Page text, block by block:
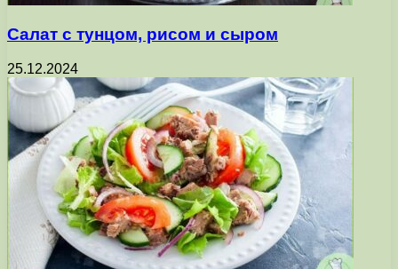
Салат с тунцом, рисом и сыром
25.12.2024